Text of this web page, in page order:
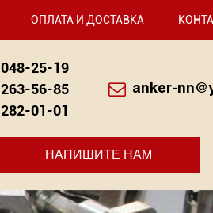
ОПЛАТА И ДОСТАВКА
048-25-19
263-56-85
282-01-01
anker-
НАПИШИТЕ НАМ